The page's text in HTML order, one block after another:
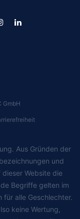
GmbH
Aus Gründen der
und
Website die
Begriffe gelten im
für alle Geschlechter.
keine Wertung,